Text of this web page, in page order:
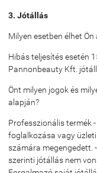
3. Jótállás
Milyen esetben élhet
Hibás teljesítés esetén
Pannonbeauty Kft.
Önt milyen jogok és
alapján?
Professzionális termék
foglalkozása vagy
számára megengedett.
szerinti jótállás nem